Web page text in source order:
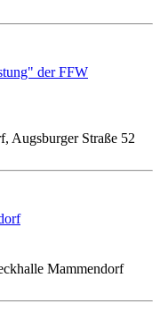
der FFW
Augsburger Straße 52
Mammendorf